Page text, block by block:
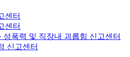
센터
센터
성폭력 및 직장내 괴롭힘 신고센터
신고센터